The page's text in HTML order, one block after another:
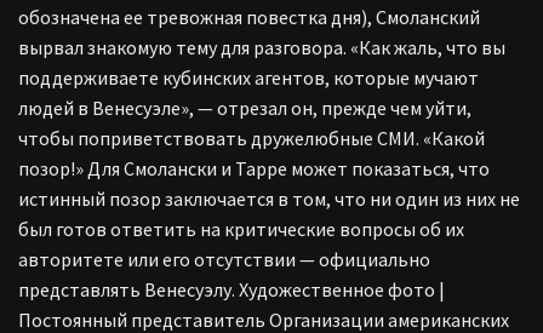
обозначена ее тревожная повестка дня), Смоланский
вырвал знакомую тему для разговора. «Как жаль, что вы
поддерживаете кубинских агентов, которые мучают
людей в Венесуэле», — отрезал он, прежде чем уйти,
чтобы поприветствовать дружелюбные СМИ. «Какой
позор!» Для Смолански и Тарре может показаться, что
истинный позор заключается в том, что ни один из них не
был готов ответить на критические вопросы об их
авторитете или его отсутствии — официально
представлять Венесуэлу. Художественное фото |
Постоянный представитель Организации американских